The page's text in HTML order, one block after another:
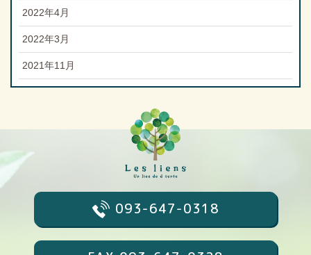
2022年4月
2022年3月
2021年11月
093-647-0318